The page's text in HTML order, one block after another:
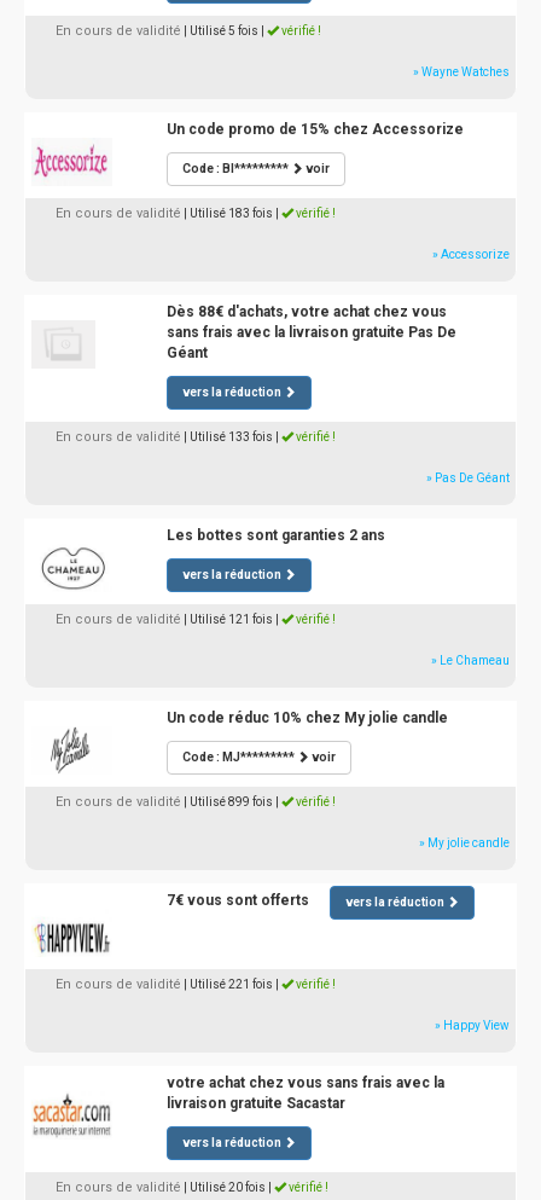
En cours de validité | Utilisé 5 fois vérifié !
» Wayne Watches
Un code promo de 15% chez Accessorize
Code : BI********* voir
En cours de validité | Utilisé 183 fois vérifié !
» Accessorize
Dès 88€ d'achats, votre achat chez vous
sans frais avec la livraison gratuite Pas De
Géant
vers la réduction
En cours de validité | Utilisé 133 fois vérifié !
» Pas De Géant
Les bottes sont garanties 2 ans
vers la réduction
En cours de validité | Utilisé 121 fois vérifié !
» Le Chameau
Un code réduc 10% chez My jolie candle
Code : MJ********* voir
En cours de validité | Utilisé 899 fois vérifié !
» My jolie candle
7€ vous sont offerts vers la réduction
En cours de validité | Utilisé 221 fois vérifié !
» Happy View
votre achat chez vous sans frais avec la
livraison gratuite Sacastar
vers la réduction
En cours de validité | Utilisé 20 fois vérifié !